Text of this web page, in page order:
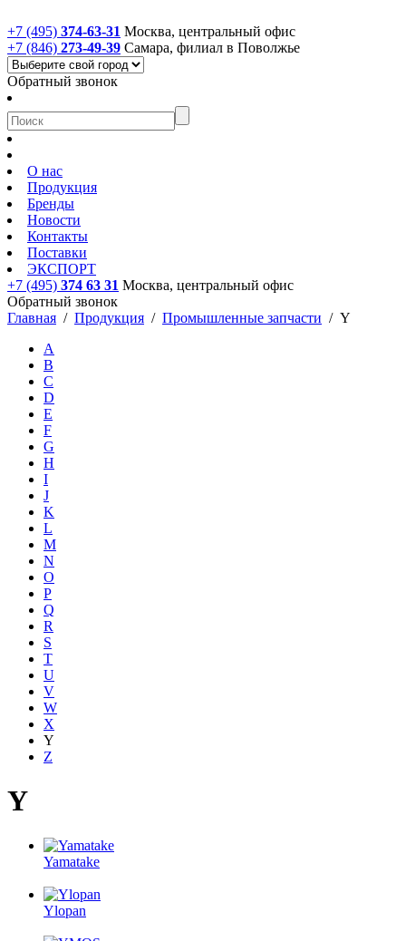
+7 (495) 374-63-31 Москва, центральный офис
+7 (846) 273-49-39 Самара, филиал в Поволжье
Обратный звонок
О нас
Продукция
Бренды
Новости
Контакты
Поставки
ЭКСПОРТ
+7 (495) 374 63 31 Москва, центральный офис
Обратный звонок
Главная / Продукция / Промышленные запчасти / Y
A
B
C
D
E
F
G
H
I
J
K
L
M
N
O
P
Q
R
S
T
U
V
W
X
Y
Z
Y
Yamatake
Ylopan